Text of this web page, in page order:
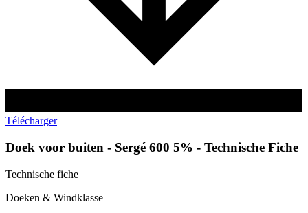
Télécharger
Doek voor buiten - Sergé 600 5% - Technische Fiche
Technische fiche
Doeken & Windklasse